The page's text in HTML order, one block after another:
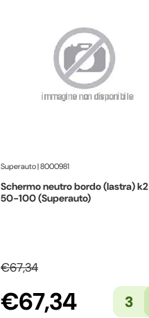
Superauto|8000981
Schermo neutro bordo (lastra) k2
50-100 (Superauto)
€67,34
€67,34 3